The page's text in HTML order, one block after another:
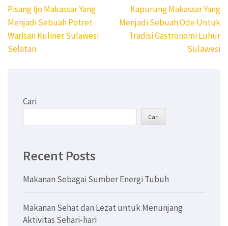
Navigasi
pos
Pisang Ijo Makassar Yang
Menjadi Sebuah Potret
Warisan Kuliner Sulawesi
Selatan
Kapurung Makassar Yang
Menjadi Sebuah Ode Untuk
Tradisi Gastronomi Luhur
Sulawesi
Cari
Cari
Recent Posts
Makanan Sebagai Sumber Energi Tubuh
Makanan Sehat dan Lezat untuk Menunjang
Aktivitas Sehari-hari